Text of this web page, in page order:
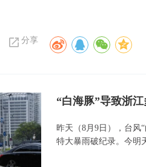
分享
“白海豚”导致浙
昨天（8月9日），台风
特大暴雨破纪录。今明